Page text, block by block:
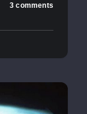
3 comments